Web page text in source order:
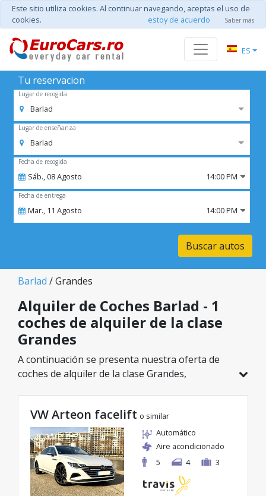
Este sitio utiliza cookies. Al continuar navegando, aceptas el uso de
cookies.
estoy de acuerdo Saber más
ES
Tu reservacion
Lugar de recogida
Barlad
Lugar de enseñanza
Barlad
Fecha de recogida
Sáb.,08Agosto 14:00 PM
Fecha de entrega
Mar., 11 Agosto 14:00 PM
Buscar autos
Barlad / Grandes
Alquiler de Coches Barlad - 1
coches de alquiler de la clase
Grandes
A continuación se presenta nuestra oferta de
coches de alquiler de la clase Grandes,
de la categoría seleccionada, con tarifas
excelentes desde solo 56€/día.
VW Arteon facelift o similar
Automático
Aire acondicionado
5
4 3